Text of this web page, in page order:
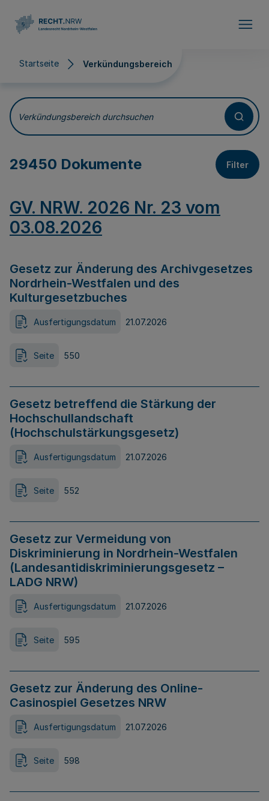
Startseite Verkündungsbereich
Verkündungsbereich
Verkündungsbereich durchsuchen
29450 Dokumente Filter
GV. NRW. 2026 Nr. 23 vom
03.08.2026
Gesetz zur Änderung des Archivgesetzes
Nordrhein-Westfalen und des
Kulturgesetzbuches
Ausfertigungsdatum 21.07.2026
Seite 550
Gesetz betreffend die Stärkung der
Hochschullandschaft
(Hochschulstärkungsgesetz)
Ausfertigungsdatum 21.07.2026
Seite 552
Gesetz zur Vermeidung von
Diskriminierung in Nordrhein-Westfalen
(Landesantidiskriminierungsgesetz –
LADG NRW)
Ausfertigungsdatum 21.07.2026
Seite 595
Gesetz zur Änderung des Online-
Casinospiel Gesetzes NRW
Ausfertigungsdatum 21.07.2026
Seite 598